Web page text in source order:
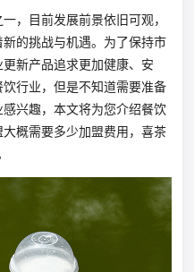
，目前发展前景依旧可观，
的挑战与机遇。为了保持市
新产品追求更加健康、安
行业，但是不知道需要准备
兴趣，本文将为您介绍餐饮
概需要多少加盟费用，喜茶